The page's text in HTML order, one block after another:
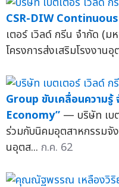
CSR-DIW
เตอร์ เวิลด์ กรีน จำกัด (ม
โครงการส่งเสริมโรงงาน
Group ขับเคลื่อนความรู้
Economy” — บริษัท เบ
ร่วมกับนิคมอุตสาหกรรมจั
นอุตส... ก.ค. 62